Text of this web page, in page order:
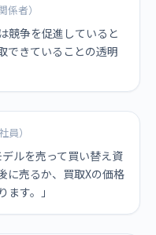
者）
競争を促進していると
できていることの透明
員）
ルを売って買い替え資
に売るか、買取Xの価格
す。」